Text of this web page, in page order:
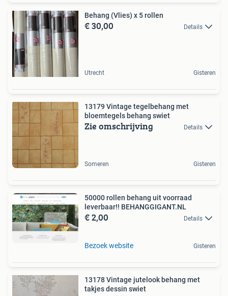
Behang (Vlies) x 5 rollen
€ 30,00 Details
Utrecht Gisteren
13179 Vintage tegelbehang met
bloemtegels behang swiet
Zie omschrijving Details
Someren Gisteren
50000 rollen behang uit voorraad
leverbaar!! BEHANGGIGANT.NL
€ 2,00 Details
Bezoek website Gisteren
13178 Vintage jutelook behang met
takjes dessin swiet